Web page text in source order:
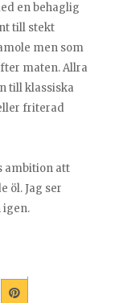
en behaglig
till stekt
men som
maten. Allra
till klassiska
friterad
ambition att
öl. Jag ser
igen.